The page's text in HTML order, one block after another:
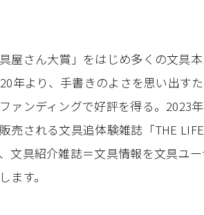
具屋さん大賞」をはじめ多くの文具
年より、手書きのよさを思い出す
ァンディングで好評を得る。2023
売される文具追体験雑誌「THE
文具紹介雑誌＝文具情報を文具ユ
ます。